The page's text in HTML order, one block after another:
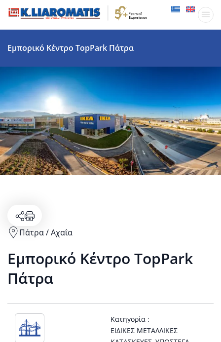
Εμπορικό Κέντρο TopPark Πάτρα
View
Πάτρα
/
Αχαΐα
Πάτρα / Αχαΐα
Εμπορικό Κέντρο TopPark
Πάτρα
Κατηγορία :
ΕΙΔΙΚΈΣ ΜΕΤΑΛΛΙΚΈΣ